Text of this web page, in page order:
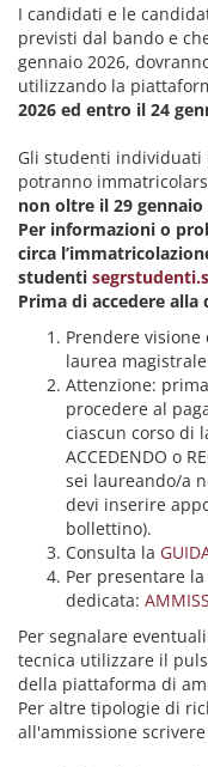
I candidati e le
previsti dal bando e
gennaio 2026,
utilizzando la
2026 ed entro il 24
Gli studenti individuati
potranno
non oltre il 29 gennaio
Per informazioni o
circa
studenti
Prima di accedere alla
Prendere
laurea
Attenzione:
procedere al
ciascun corso di
ACCEDENDO o
sei laureando/a
devi inserire
bollettino).
Consulta la
Per presentare
dedicata:
Per segnalare
tecnica utilizzare il
della piattaforma di
Per altre tipologie di
all'ammissione